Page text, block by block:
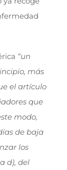
“un
más
el artículo
que
modo,
de baja
los
d), del